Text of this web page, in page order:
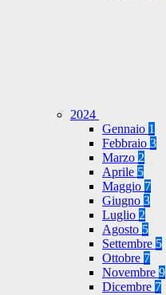
2024
Gennaio 1
Febbraio 3
Marzo 2
Aprile 5
Maggio 7
Giugno 3
Luglio 2
Agosto 5
Settembre 5
Ottobre 7
Novembre 9
Dicembre 7